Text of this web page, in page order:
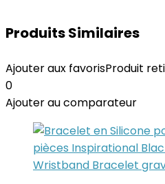
Produits Similaires
Ajouter aux favorisProduit
0
Ajouter au comparateur